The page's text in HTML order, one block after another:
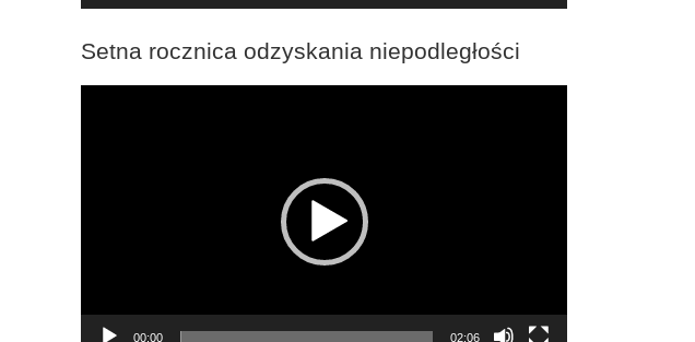
Setna rocznica odzyskania niepodległości
00:00 02:06